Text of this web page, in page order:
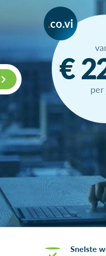
co.vi
€
per
Snelste